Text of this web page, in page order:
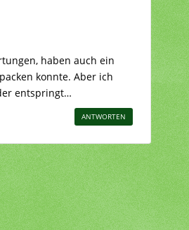
haben auch ein
konnte. Aber ich
entspringt…
ANTWORTEN